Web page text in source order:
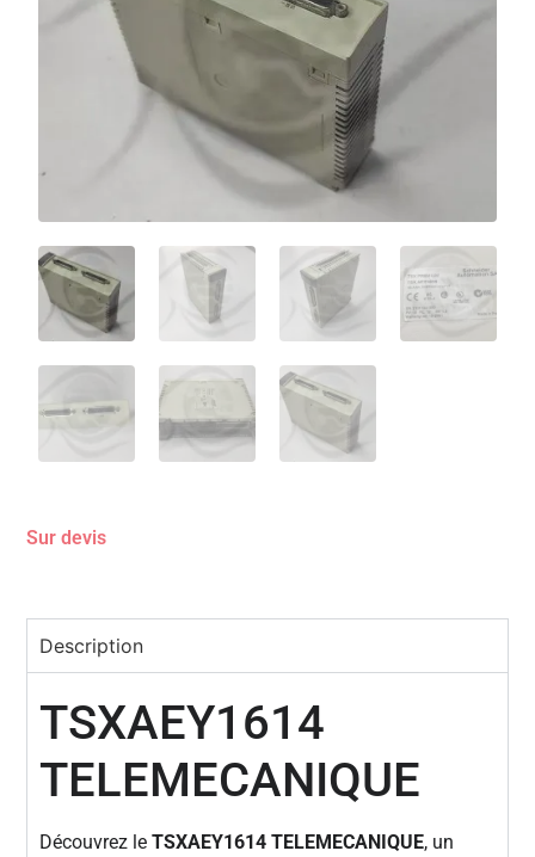
Sur devis
Description
TSXAEY1614
TELEMECANIQUE
Découvrez leTSXAEY1614 TELEMECANIQUE, un